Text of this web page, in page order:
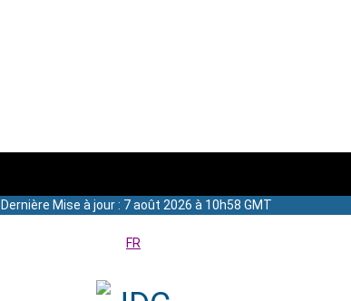
Dernière Mise à jour : 7 août 2026 à 10h58 GMT
FR